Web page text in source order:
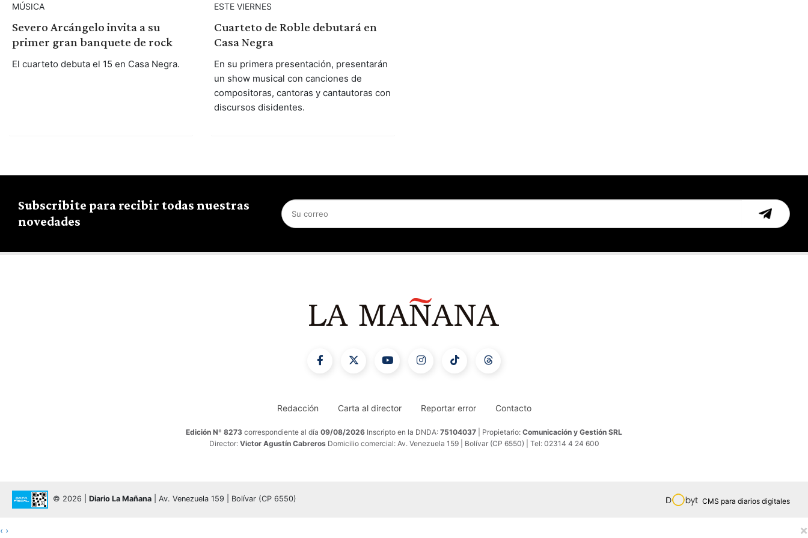
MÚSICA
Severo Arcángelo invita a su
primer gran banquete de rock
El cuarteto debuta el 15 en Casa Negra.
ESTE VIERNES
Cuarteto de Roble debutará en
Casa Negra
En su primera presentación, presentarán
un show musical con canciones de
compositoras, cantoras y cantautoras con
discursos disidentes.
Subscribite para recibir todas nuestras
novedades
Redacción Carta al director Reportar error Contacto
Edición Nº 8273 correspondiente al día 09/08/2026 Inscripto en la DNDA: 75104037 | Propietario: Comunicación y Gestión SRL
Director: Victor Agustín Cabreros Domicilio comercial: Av. Venezuela 159 | Bolívar (CP 6550) | Tel: 02314 4 24 600
© 2026 | Diario La Mañana | Av. Venezuela 159 | Bolívar (CP 6550) CMS para diarios digitales
‹ › ×